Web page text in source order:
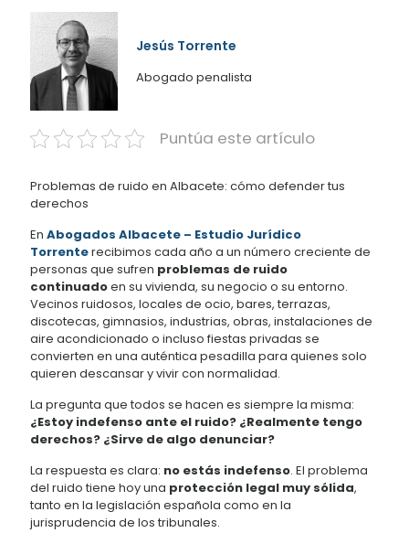
Jesús Torrente
Abogado penalista
Puntúa este artículo
Problemas de ruido en Albacete: cómo defender tus
derechos
En Abogados Albacete – Estudio Jurídico
Torrenterecibimos cada año a un número creciente de
personas que sufren problemas de ruido
continuadoen su vivienda, su negocio o su entorno.
Vecinos ruidosos, locales de ocio, bares, terrazas,
discotecas, gimnasios, industrias, obras, instalaciones de
aire acondicionado o incluso fiestas privadas se
convierten en una auténtica pesadilla para quienes solo
quieren descansar y vivir con normalidad.
La pregunta que todos se hacen es siempre la misma:
¿Estoy indefenso ante el ruido? ¿Realmente tengo
derechos? ¿Sirve de algo denunciar?
La respuesta es clara: no estás indefenso. El problema
del ruido tiene hoy una protección legal muy sólida,
tanto en la legislación española como en la
jurisprudencia de los tribunales.